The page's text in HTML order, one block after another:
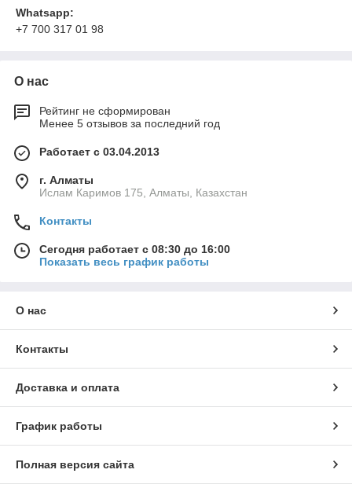
Whatsapp:
+7 700 317 01 98
О нас
Рейтинг не сформирован
Менее 5 отзывов за последний год
Работает с 03.04.2013
г. Алматы
Ислам Каримов 175, Алматы, Казахстан
Контакты
Сегодня работает с 08:30 до 16:00
Показать весь график работы
О нас
Контакты
Доставка и оплата
График работы
Полная версия сайта